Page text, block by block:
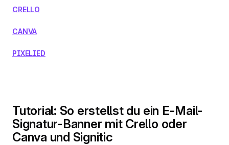
CRELLO
CANVA
PIXELIED
Tutorial: So erstellst du ein E-Mail-
Signatur-Banner mit Crello oder
Canva und Signitic